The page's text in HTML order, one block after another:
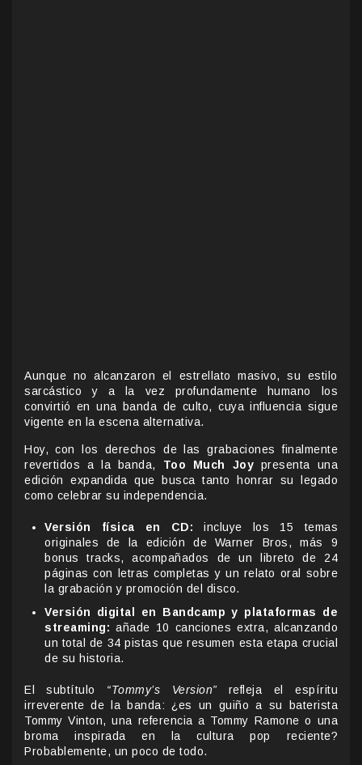
Aunque no alcanzaron el estrellato masivo, su estilo
sarcástico y a la vez profundamente humano los
convirtió en una banda de culto, cuya influencia sigue
vigente en la escena alternativa.
Hoy, con los derechos de las grabaciones finalmente
revertidos a la banda, Too Much Joy presenta una
edición expandida que busca tanto honrar su legado
como celebrar su independencia.
Versión física en CD: incluye los 15 temas
originales de la edición de Warner Bros, más 9
bonus tracks, acompañados de un libreto de 24
páginas con letras completas y un relato oral sobre
la grabación y promoción del disco.
Versión digital en Bandcamp y plataformas de
streaming: añade 10 canciones extra, alcanzando
un total de 34 pistas que resumen esta etapa crucial
de su historia.
El subtítulo “Tommy’s Version” refleja el espíritu
irreverente de la banda: ¿es un guiño a su baterista
Tommy Vinton, una referencia a Tommy Ramone o una
broma inspirada en la cultura pop reciente?
Probablemente, un poco de todo.